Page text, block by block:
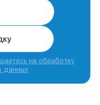
на обработку
данных